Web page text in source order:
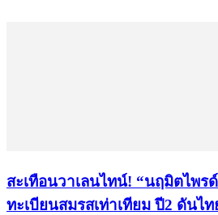
สะเทือนวาเลนไทน์! “นฤมิตไพ
ทะเบียนสมรสเท่าเทียม ปี2 ดันไ